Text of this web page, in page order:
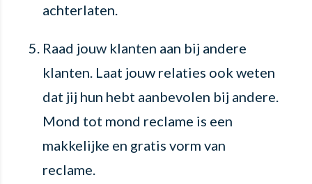
achterlaten.
Raad jouw klanten aan bij andere
klanten. Laat jouw relaties ook weten
dat jij hun hebt aanbevolen bij andere.
Mond tot mond reclame is een
makkelijke en gratis vorm van
reclame.